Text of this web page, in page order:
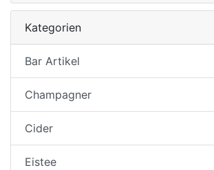
Kategorien
Bar Artikel
Champagner
Cider
Eistee